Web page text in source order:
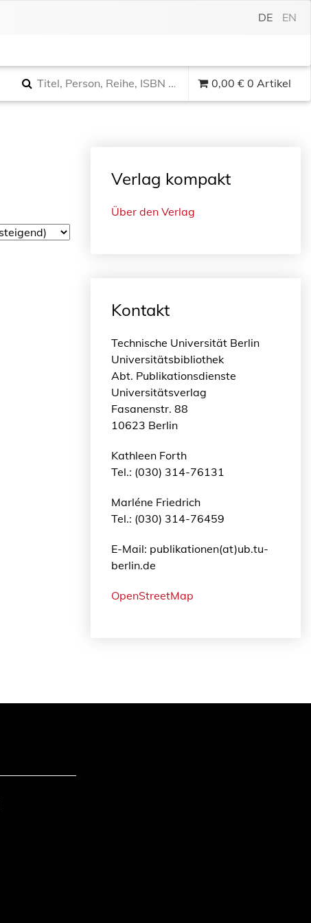
DE EN
0,00 € 0 Artikel
Verlag kompakt
Über den Verlag
Kontakt
Technische Universität Berlin
Universitätsbibliothek
Abt. Publikationsdienste
Universitätsverlag
Fasanenstr. 88
10623 Berlin
Kathleen Forth
Tel.: (030) 314-76131
Marléne Friedrich
Tel.: (030) 314-76459
E-Mail: publikationen(at)ub.tu-
berlin.de
OpenStreetMap